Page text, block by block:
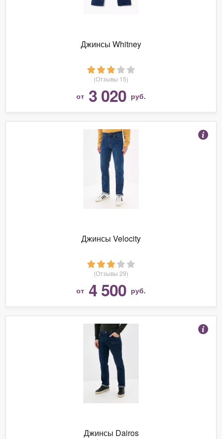
Джинсы Whitney
(Отзывы 15)
от 3 020 руб.
Джинсы Velocity
(Отзывы 29)
от 4 500 руб.
Джинсы Dairos